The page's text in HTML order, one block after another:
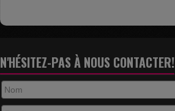
N'HÉSITEZ-PAS À NOUS CONTACTER!